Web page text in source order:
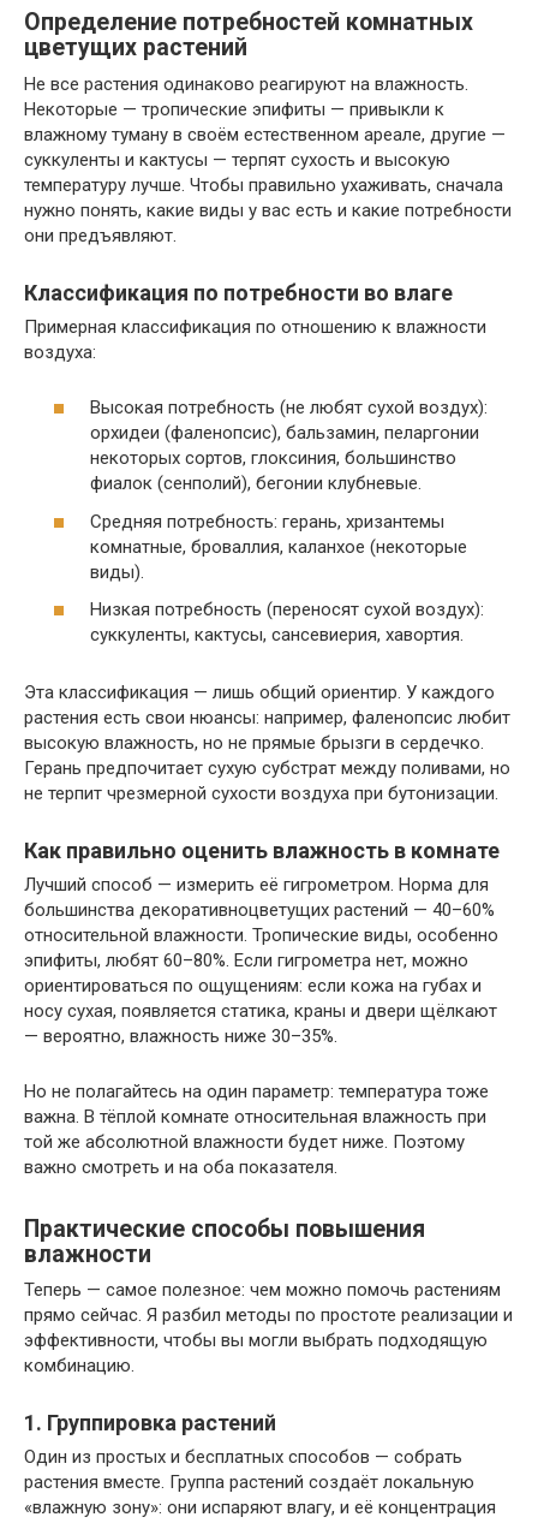
Определение потребностей комнатных
цветущих растений
Не все растения одинаково реагируют на влажность.
Некоторые — тропические эпифиты — привыкли к
влажному туману в своём естественном ареале, другие —
суккуленты и кактусы — терпят сухость и высокую
температуру лучше. Чтобы правильно ухаживать, сначала
нужно понять, какие виды у вас есть и какие потребности
они предъявляют.
Классификация по потребности во влаге
Примерная классификация по отношению к влажности
воздуха:
Высокая потребность (не любят сухой воздух):
орхидеи (фаленопсис), бальзамин, пеларгонии
некоторых сортов, глоксиния, большинство
фиалок (сенполий), бегонии клубневые.
Средняя потребность: герань, хризантемы
комнатные, броваллия, каланхое (некоторые
виды).
Низкая потребность (переносят сухой воздух):
суккуленты, кактусы, сансевиерия, хавортия.
Эта классификация — лишь общий ориентир. У каждого
растения есть свои нюансы: например, фаленопсис любит
высокую влажность, но не прямые брызги в сердечко.
Герань предпочитает сухую субстрат между поливами, но
не терпит чрезмерной сухости воздуха при бутонизации.
Как правильно оценить влажность в комнате
Лучший способ — измерить её гигрометром. Норма для
большинства декоративноцветущих растений — 40–60%
относительной влажности. Тропические виды, особенно
эпифиты, любят 60–80%. Если гигрометра нет, можно
ориентироваться по ощущениям: если кожа на губах и
носу сухая, появляется статика, краны и двери щёлкают
— вероятно, влажность ниже 30–35%.
Но не полагайтесь на один параметр: температура тоже
важна. В тёплой комнате относительная влажность при
той же абсолютной влажности будет ниже. Поэтому
важно смотреть и на оба показателя.
Практические способы повышения
влажности
Теперь — самое полезное: чем можно помочь растениям
прямо сейчас. Я разбил методы по простоте реализации и
эффективности, чтобы вы могли выбрать подходящую
комбинацию.
1. Группировка растений
Один из простых и бесплатных способов — собрать
растения вместе. Группа растений создаёт локальную
«влажную зону»: они испаряют влагу, и её концентрация